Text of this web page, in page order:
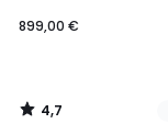
899,00 €
4,7
/